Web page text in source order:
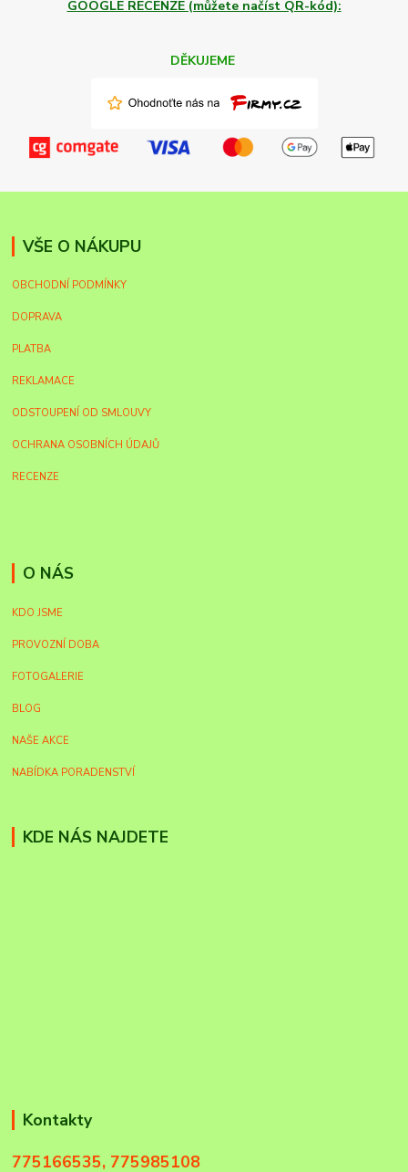
GOOGLE RECENZE (můžete načíst QR-kód):
DĚKUJEME
VŠE O NÁKUPU
OBCHODNÍ PODMÍNKY
DOPRAVA
PLATBA
REKLAMACE
ODSTOUPENÍ OD SMLOUVY
OCHRANA OSOBNÍCH ÚDAJŮ
RECENZE
O NÁS
KDO JSME
PROVOZNÍ DOBA
FOTOGALERIE
BLOG
NAŠE AKCE
NABÍDKA PORADENSTVÍ
KDE NÁS NAJDETE
Kontakty
775166535, 775985108